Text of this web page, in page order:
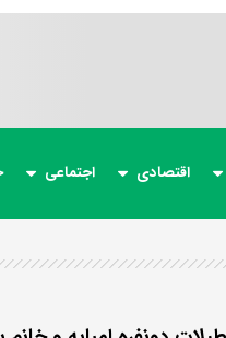
اقتصادی اجتماعی